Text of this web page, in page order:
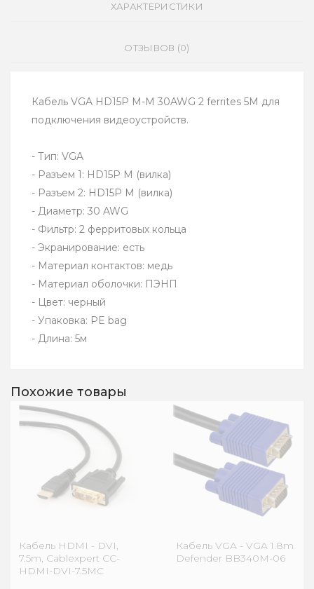
ХАРАКТЕРИСТИКИ
ОТЗЫВОВ (0)
Кабель VGA HD15P M-M 30AWG 2 ferrites 5M для
подключения видеоустройств.
- Тип: VGA
- Разъем 1: HD15P M (вилка)
- Разъем 2: HD15P M (вилка)
- Диаметр: 30 AWG
- Фильтр: 2 ферритовых кольца
- Экранирование: есть
- Материал контактов: медь
- Материал оболочки: ПЭНП
- Цвет: черный
- Упаковка: PE bag
- Длина: 5м
Похожие товары
Кабель HDMI - DVI,
7.5m, Cablexpert CC-
HDMI-DVI-7.5MC
Кабель VGA - VGA 1.8m
Defender BB340M-06